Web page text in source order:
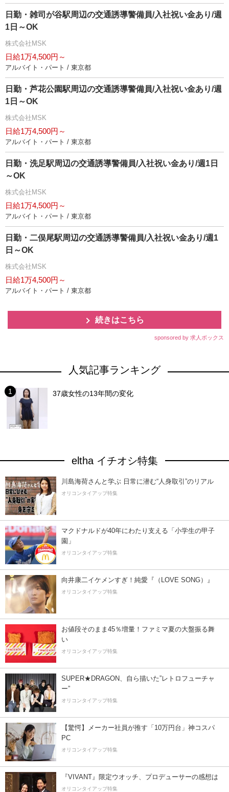
日勤・雑司が谷駅周辺の交通誘導警備員/入社祝い金あり/週
1日～OK
株式会社MSK
日給1万4,500円～
アルバイト・パート / 東京都
日勤・芦花公園駅周辺の交通誘導警備員/入社祝い金あり/週
1日～OK
株式会社MSK
日給1万4,500円～
アルバイト・パート / 東京都
日勤・洗足駅周辺の交通誘導警備員/入社祝い金あり/週1日
～OK
株式会社MSK
日給1万4,500円～
アルバイト・パート / 東京都
日勤・二俣尾駅周辺の交通誘導警備員/入社祝い金あり/週1
日～OK
株式会社MSK
日給1万4,500円～
アルバイト・パート / 東京都
続きはこちら
sponsored by 求人ボックス
人気記事ランキング
37歳女性の13年間の変化
eltha イチオシ特集
川島海荷さんと学ぶ 日常に潜む“人身取引”のリアル
オリコンタイアップ特集
マクドナルドが40年にわたり支える「小学生の甲子
園」
オリコンタイアップ特集
向井康二イケメンすぎ！純愛『（LOVE SONG）』
オリコンタイアップ特集
お値段そのまま45％増量！ファミマ夏の大盤振る舞
い
オリコンタイアップ特集
SUPER★DRAGON、自ら描いた”レトロフューチャ
ー”
オリコンタイアップ特集
【驚愕】メーカー社員が推す「10万円台」神コスパ
PC
オリコンタイアップ特集
『VIVANT』限定ウオッチ、プロデューサーの感想は
オリコンタイアップ特集